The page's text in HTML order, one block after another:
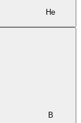
Не
В